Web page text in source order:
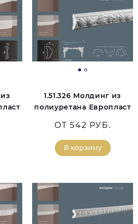
1.51.326 Молдинг из
полиуретана Европласт
ОТ 542 РУБ.
В корзину